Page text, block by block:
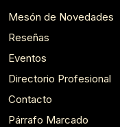
Mesón de Novedades
Reseñas
Eventos
Directorio Profesional
Contacto
Párrafo Marcado